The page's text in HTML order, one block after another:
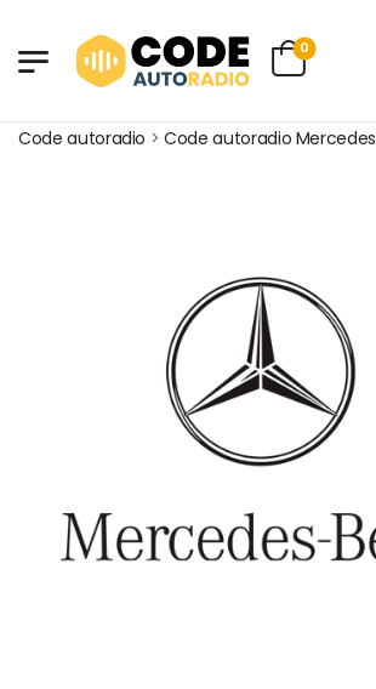
0
Code autoradio >Code autoradio Mercedes